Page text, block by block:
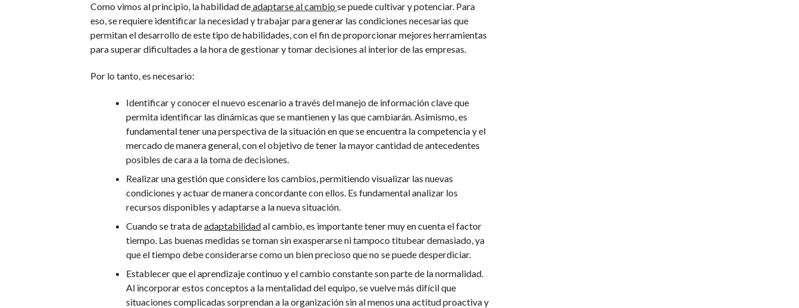
Como vimos al principio, la habilidad deadaptarse al cambio se puede cultivar y potenciar. Para
eso, se requiere identificar la necesidad y trabajar para generar las condiciones necesarias que
permitan el desarrollo de este tipo de habilidades, con el fin de proporcionar mejores herramientas
para superar dificultades a la hora de gestionar y tomar decisiones al interior de las empresas.
Por lo tanto, es necesario:
Identificar y conocer el nuevo escenario a través del manejo de información clave que
permita identificar las dinámicas que se mantienen y las que cambiarán. Asimismo, es
fundamental tener una perspectiva de la situación en que se encuentra la competencia y el
mercado de manera general, con el objetivo de tener la mayor cantidad de antecedentes
posibles de cara a la toma de decisiones.
Realizar una gestión que considere los cambios, permitiendo visualizar las nuevas
condiciones y actuar de manera concordante con ellos. Es fundamental analizar los
recursos disponibles y adaptarse a la nueva situación.
Cuando se trata deadaptabilidadal cambio, es importante tener muy en cuenta el factor
tiempo. Las buenas medidas se toman sin exasperarse ni tampoco titubear demasiado, ya
que el tiempo debe considerarse como un bien precioso que no se puede desperdiciar.
Establecer que el aprendizaje continuo y el cambio constante son parte de la normalidad.
Al incorporar estos conceptos a la mentalidad del equipo, se vuelve más difícil que
situaciones complicadas sorprendan a la organización sin al menos una actitud proactiva y